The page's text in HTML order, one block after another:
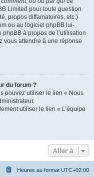
Limited pour toute question
propos diffamatoires, etc.)
ou au logiciel phpBB lui-
à propos de l’utilisation
vous attendre à une réponse
du forum ?
pouvez utiliser le lien « Nous
utiliser le lien « L’équipe
Aller à
Heures au format UTC+02:00